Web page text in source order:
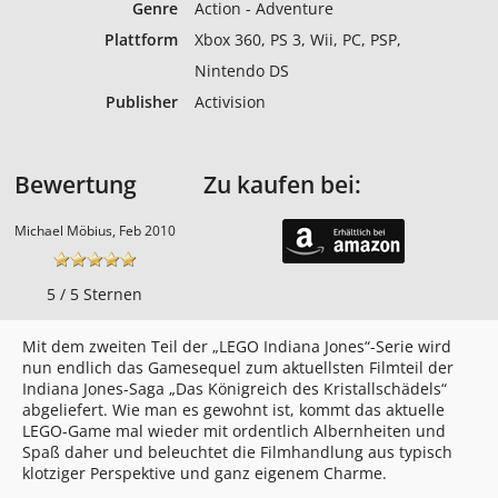
Genre
Action - Adventure
Plattform
Xbox 360, PS 3, Wii, PC, PSP,
Nintendo DS
Publisher
Activision
Bewertung
Michael Möbius, Feb 2010
5 / 5 Sternen
Zu kaufen bei:
Mit dem zweiten Teil der „LEGO Indiana Jones“-Serie wird
nun endlich das Gamesequel zum aktuellsten Filmteil der
Indiana Jones-Saga „Das Königreich des Kristallschädels“
abgeliefert. Wie man es gewohnt ist, kommt das aktuelle
LEGO-Game mal wieder mit ordentlich Albernheiten und
Spaß daher und beleuchtet die Filmhandlung aus typisch
klotziger Perspektive und ganz eigenem Charme.